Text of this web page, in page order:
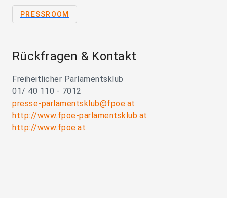
PRESSROOM
Rückfragen & Kontakt
Freiheitlicher Parlamentsklub
01/ 40 110 - 7012
presse-parlamentsklub@fpoe.at
http://www.fpoe-parlamentsklub.at
http://www.fpoe.at